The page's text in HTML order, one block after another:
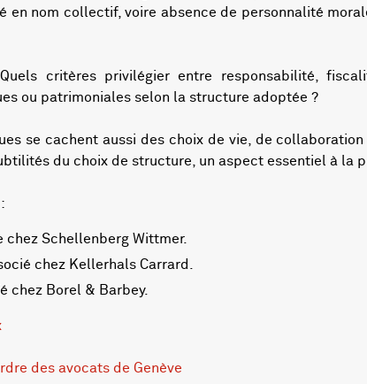
en nom collectif, voire absence de personnalité
critères privilégier entre responsabilité,
ou patrimoniales selon la structure adoptée ?
se cachent aussi des choix de vie, de
du choix de structure, un aspect essentiel à la
chez Schellenberg Wittmer.
chez Kellerhals Carrard.
chez Borel & Barbey.
des avocats de Genève